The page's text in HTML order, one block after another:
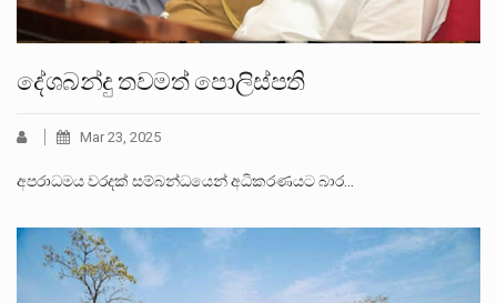
දේශබන්දු තවමත් පොලිස්පති
Mar 23, 2025
අපරාධමය වරදක් සම්බන්ධයෙන් අධිකරණයට බාර…